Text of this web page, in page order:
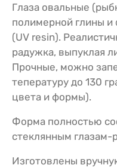
Глаза овальные
полимерной глины
(UV resin).
радужка, выпуклая
Прочные, можно
тепературу до 130
цвета и формы).
Форма полностью
стеклянным глазам-
Изготовлены